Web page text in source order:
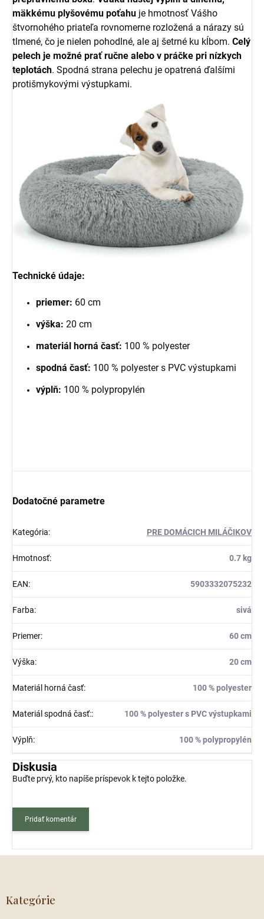
mäkkému plyšovému poťahu je hmotnosť Vášho
štvornohého priateľa rovnomerne rozložená a nárazy sú
tlmené, čo je nielen pohodlné, ale aj šetrné ku kĺbom. Celý
pelech je možné prať ručne alebo v práčke pri nízkych
teplotách. Spodná strana pelechu je opatrená ďalšími
protišmykovými výstupkami.
Technické údaje:
priemer: 60 cm
výška: 20 cm
materiál horná časť: 100 % polyester
spodná časť: 100 % polyester s PVC výstupkami
výplň: 100 % polypropylén
Dodatočné parametre
Kategória: PRE DOMÁCICH MILÁČIKOV
Hmotnosť: 0.7 kg
EAN: 5903332075232
Farba: sivá
Priemer: 60 cm
Výška: 20 cm
Materiál horná časť: 100 % polyester
Materiál spodná časť:: 100 % polyester s PVC výstupkami
Výplň: 100 % polypropylén
Diskusia
Buďte prvý, kto napíše príspevok k tejto položke.
Pridať komentár
Kategórie